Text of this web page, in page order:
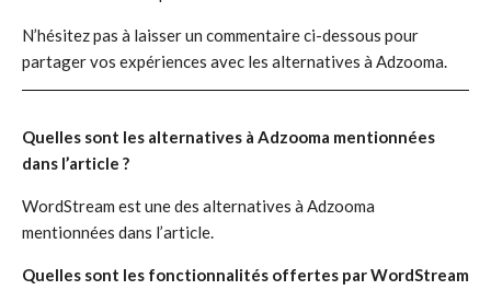
N’hésitez pas à laisser un commentaire ci-dessous pour
partager vos expériences avec les alternatives à Adzooma.
Quelles sont les alternatives à Adzooma mentionnées
dans l’article ?
WordStream est une des alternatives à Adzooma
mentionnées dans l’article.
Quelles sont les fonctionnalités offertes par WordStream